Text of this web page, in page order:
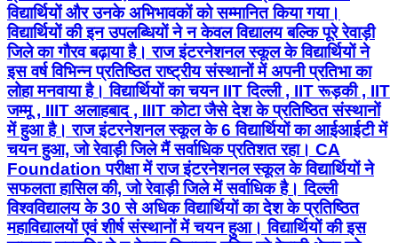
विद्यार्थियों और उनके अभिभावकों को सम्मानित किया गया।
विद्यार्थियों की इन उपलब्धियों ने न केवल विद्यालय बल्कि पूरे रेवाड़ी
जिले का गौरव बढ़ाया है। राज इंटरनेशनल स्कूल के विद्यार्थियों ने
इस वर्ष विभिन्न प्रतिष्ठित राष्ट्रीय संस्थानों में अपनी प्रतिभा का
लोहा मनवाया है। विद्यार्थियों का चयन IIT दिल्ली , IIT रूड़की , IIT
जम्मू , IIIT अलाहबाद , IIIT कोटा जैसे देश के प्रतिष्ठित संस्थानों
में हुआ है। राज इंटरनेशनल स्कूल के 6 विद्यार्थियों का आईआईटी में
चयन हुआ, जो रेवाड़ी जिले मैं सर्वाधिक प्रतिशत रहा। CA
Foundation परीक्षा में राज इंटरनेशनल स्कूल के विद्यार्थियों ने
सफलता हासिल की, जो रेवाड़ी जिले में सर्वाधिक है। दिल्ली
विश्वविद्यालय के 30 से अधिक विद्यार्थियों का देश के प्रतिष्ठित
महाविद्यालयों एवं शीर्ष संस्थानों में चयन हुआ। विद्यार्थियों की इस